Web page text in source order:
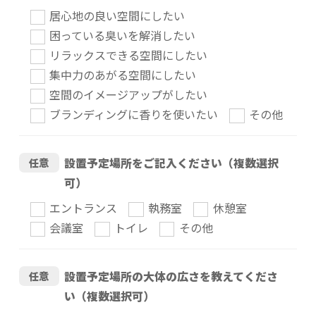
居心地の良い空間にしたい
困っている臭いを解消したい
リラックスできる空間にしたい
集中力のあがる空間にしたい
空間のイメージアップがしたい
ブランディングに香りを使いたい
その他
任意
設置予定場所をご記入ください（複数選択
可）
エントランス
執務室
休憩室
会議室
トイレ その他
任意
設置予定場所の大体の広さを教えてくださ
い（複数選択可）